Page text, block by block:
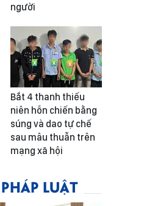
người
Bắt 4 thanh thiếu
niên hỗn chiến bằng
súng và dao tự chế
sau mâu thuẫn trên
mạng xã hội
LUẬT